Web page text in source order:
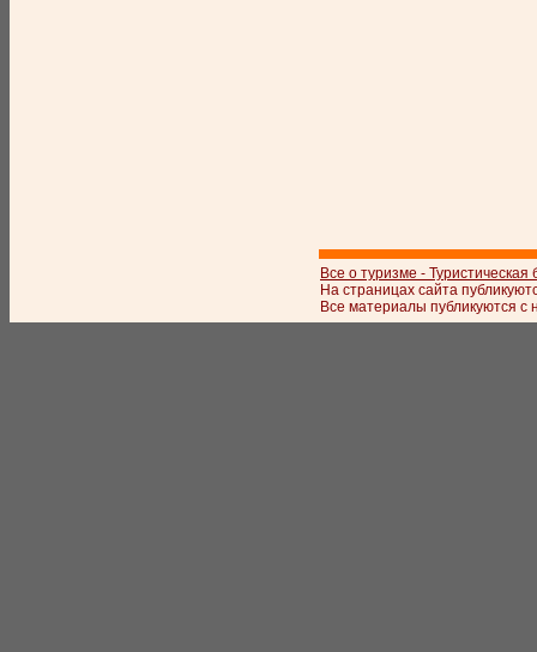
Все о туризме - Туристическая
На страницах сайта
Все материалы публикуются с